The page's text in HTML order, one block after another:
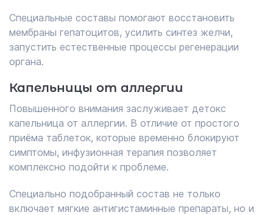
Специальные составы помогают восстановить
мембраны гепатоцитов, усилить синтез желчи,
запустить естественные процессы регенерации
органа.
Капельницы от аллергии
Повышенного внимания заслуживает детокс
капельница от аллергии. В отличие от простого
приёма таблеток, которые временно блокируют
симптомы, инфузионная терапия позволяет
комплексно подойти к проблеме.
Специально подобранный состав не только
включает мягкие антигистаминные препараты, но и